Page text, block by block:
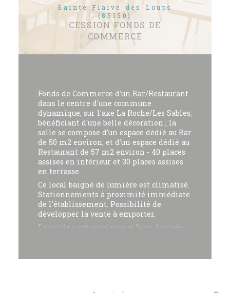
Sainte-Flaive-des-Loups
(85150)
CESSION FONDS DE
COMMERCE
Fonds de Commerce d'un Bar/Restaurant
dans le centre d'une commune
dynamique, sur l'axe La Roche/Les Sables,
bénéficiant d'une belle décoration ; la
salle se compose d'un espace dédié au Bar
de 50 m2 environ, et d'un espace dédié au
Restaurant de 57 m2 environ - 40 places
assises en intérieur et 30 places assises
en terrasse.
Ce local baigné de lumière est climatisé.
Stationnements à proximité immédiate
de l'établissement. Possibilité de
développer la vente à emporter.
La cuisine est spacieuse et bien équipée
Pas de CDI à reprendre.